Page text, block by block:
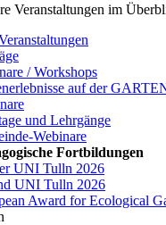
Veranstaltungen im
/ Workshops
auf der
und Lehrgänge
Webinare
Fortbildungen
UNI Tulln 2026
UNI Tulln 2026
Award for Ecological